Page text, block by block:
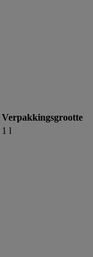
Verpakkingsgrootte
1 l